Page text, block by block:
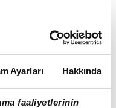
Ayarları Hakkında
faaliyetlerinin